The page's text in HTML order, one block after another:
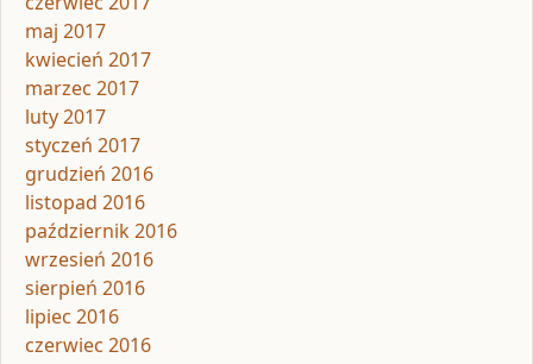
maj 2017
kwiecień 2017
marzec 2017
luty 2017
styczeń 2017
grudzień 2016
listopad 2016
październik 2016
wrzesień 2016
sierpień 2016
lipiec 2016
czerwiec 2016